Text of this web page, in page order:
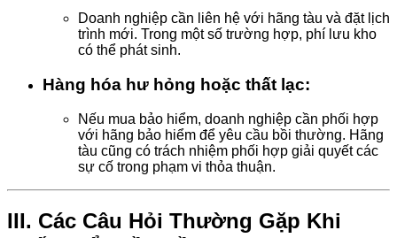
Doanh nghiệp cần liên hệ với hãng tàu và đặt lịch
trình mới. Trong một số trường hợp, phí lưu kho
có thể phát sinh.
Hàng hóa hư hỏng hoặc thất lạc:
Nếu mua bảo hiểm, doanh nghiệp cần phối hợp
với hãng bảo hiểm để yêu cầu bồi thường. Hãng
tàu cũng có trách nhiệm phối hợp giải quyết các
sự cố trong phạm vi thỏa thuận.
III. Các Câu Hỏi Thường Gặp Khi